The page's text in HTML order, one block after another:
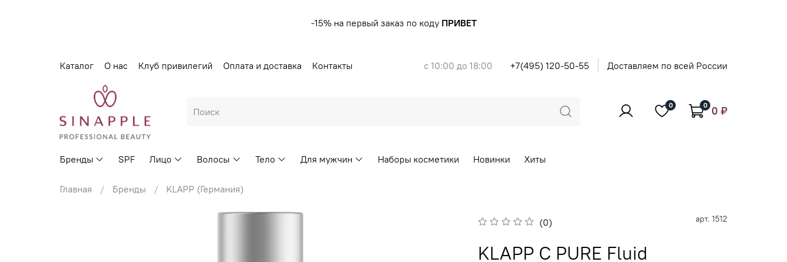
-15% на первый заказ по коду ПРИВЕТ
Каталог О нас Клуб привилегий Оплата и доставка Контакты с 10:00 до 18:00 +7(495) 120-50-55 Доставляем по всей России
0 0 0 ₽
Бренды SPF Лицо Волосы Тело Для мужчин Наборы косметики Новинки Хиты
Главная Бренды KLAPP (Германия)
(0) арт. 1512
KLAPP C PURE Fluid